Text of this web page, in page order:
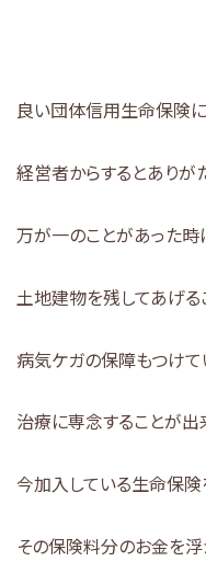
良い団体信用生命保険
経営者からするとありが
万が一のことがあった時
土地建物を残してあげる
病気ケガの保障もつけ
治療に専念することが出
今加入している生命保険
その保険料分のお金を浮